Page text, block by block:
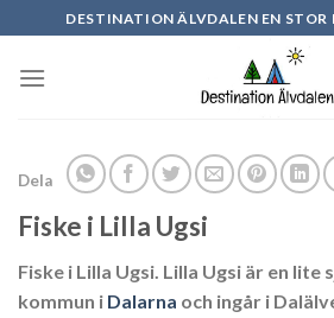
to
content
DESTINATION ÄLVDALEN EN STOR
Dela
Fiske i Lilla Ugsi
Fiske i Lilla Ugsi. Lilla Ugsi är en lite
kommun i Dalarna och ingår i